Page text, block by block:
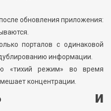
обновления приложения:
порталов с одинаковой
информации.
«тихий режим» во время
концентрации.
и